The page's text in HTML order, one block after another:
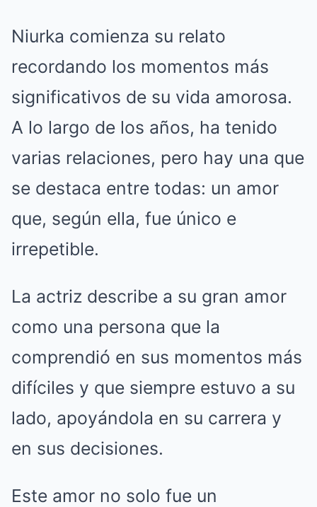
Niurka comienza su relato
recordando los momentos más
significativos de su vida amorosa.
A lo largo de los años, ha tenido
varias relaciones, pero hay una que
se destaca entre todas: un amor
que, según ella, fue único e
irrepetible.
La actriz describe a su gran amor
como una persona que la
comprendió en sus momentos más
difíciles y que siempre estuvo a su
lado, apoyándola en su carrera y
en sus decisiones.
Este amor no solo fue un